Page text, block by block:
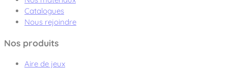
Catalogues
Nous rejoindre
Nos produits
Aire de jeux